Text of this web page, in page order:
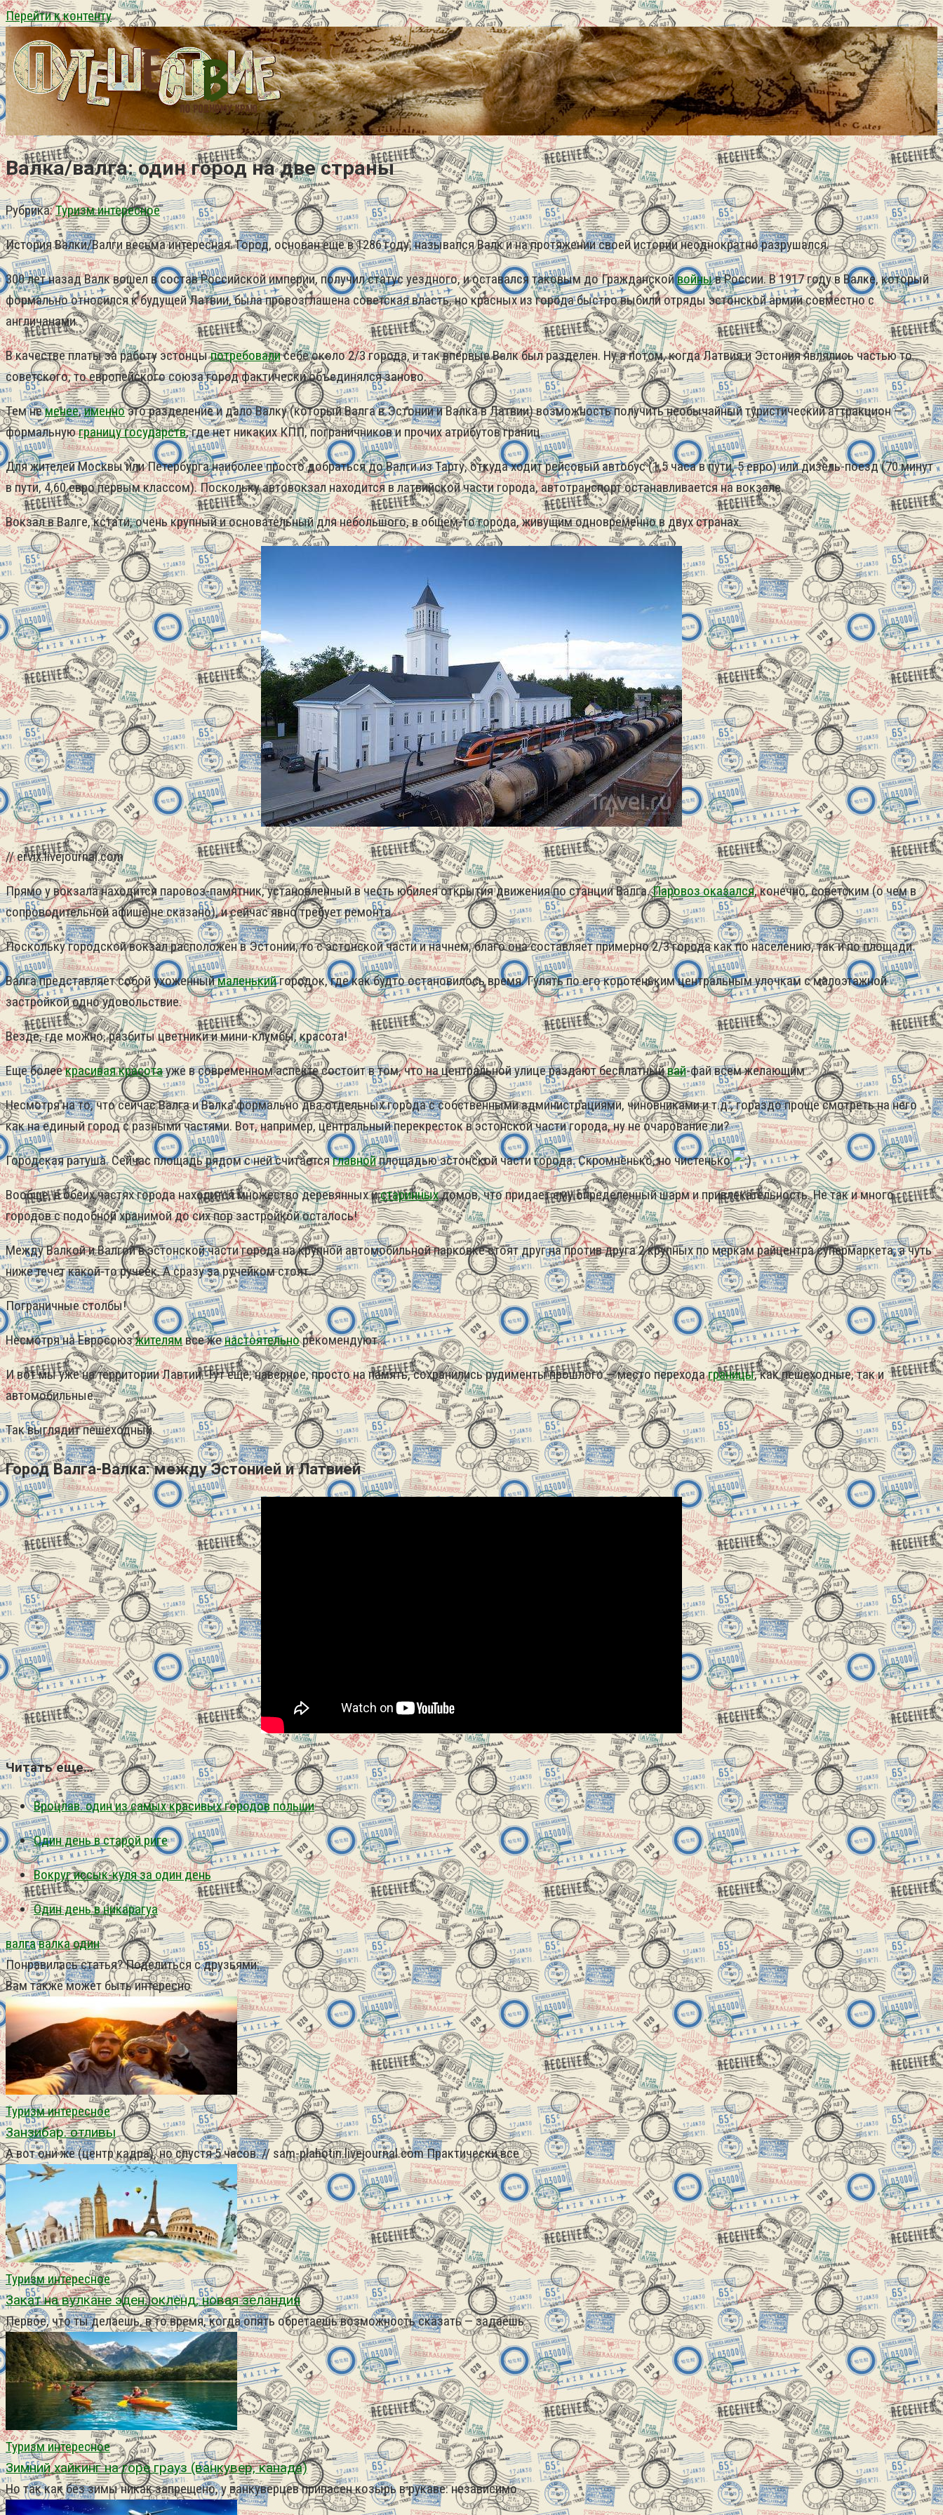
Перейти к контенту
Валка/валга: один город на две страны
Рубрика:Туризм интересное
История Валки/Валги весьма интересная. Город, основан еще в 1286 году, назывался Валк и на протяжении своей истории неоднократно разрушался.
300 лет назад Валк вошел в состав Российской империи, получил статус уездного, и оставался таковым до Гражданскойвойныв России. В 1917 году в Валке, который
формально относился к будущей Латвии, была провозглашена советская власть, но красных из города быстро выбили отряды эстонской армии совместно с
англичанами.
В качестве платы за работу эстонцыпотребовалисебе около 2/3 города, и так впервые Валк был разделен. Ну а потом, когда Латвия и Эстония являлись частью то
советского, то европейского союза город фактически объединялся заново.
Тем неменее,именноэто разделение и дало Валку (который Валга в Эстонии и Валка в Латвии) возможность получить необычайный туристический аттракцион —
формальнуюграницу государств, где нет никаких КПП, пограничников и прочих атрибутов границ.
Для жителей Москвы или Петербурга наиболее просто добраться до Валги из Тарту, откуда ходит рейсовый автобус (1,5 часа в пути, 5 евро) или дизель-поезд (70 минут
в пути, 4,60 евро первым классом). Поскольку автовокзал находится в латвийской части города, автотранспорт останавливается на вокзале.
Вокзал в Валге, кстати, очень крупный и основательный для небольшого, в общем-то города, живущим одновременно в двух странах.
// ervix.livejournal.com
Прямо у вокзала находится паровоз-памятник, установленный в честь юбилея открытия движения по станции Валга.Паровоз оказался, конечно, советским (о чем в
сопроводительной афише не сказано), и сейчас явно требует ремонта
Поскольку городской вокзал расположен в Эстонии, то с эстонской части и начнем, благо она составляет примерно 2/3 города как по населению, так и по площади.
Валга представляет собой ухоженныймаленькийгородок, где как будто остановилось время. Гулять по его коротеньким центральным улочкам с малоэтажной
застройкой одно удовольствие.
Везде, где можно, разбиты цветники и мини-клумбы, красота!
Еще болеекрасивая красотауже в современном аспекте состоит в том, что на центральной улице раздают бесплатныйвай-фай всем желающим
Несмотря на то, что сейчас Валга и Валка формально два отдельных города с собственными администрациями, чиновниками и т.д., гораздо проще смотреть на него
как на единый город с разными частями. Вот, например, центральный перекресток в эстонской части города, ну не очарование ли?
Городская ратуша. Сейчас площадь рядом с ней считаетсяглавнойплощадью эстонской части города. Скромненько, но чистенько
Вообще, в обеих частях города находится множество деревянных истаринныхдомов, что придает ему определенный шарм и привлекательность. Не так и много
городов с подобной хранимой до сих пор застройкой осталось!
Между Валкой и Валгой в эстонской части города на крупной автомобильной парковке стоят друг на против друга 2 крупных по меркам райцентра супермаркета, а чуть
ниже течет какой-то ручеек. А сразу за ручейком стоят…
Пограничные столбы!
Несмотря на Евросоюзжителямвсе женастоятельнорекомендуют…
И вот мы уже на территории Лавтии. Тут еще, наверное, просто на память, сохранились рудименты прошлого — место переходаграницы, как пешеходные, так и
автомобильные.
Так выглядит пешеходный.
Город Валга-Валка: между Эстонией и Латвией
Читать еще…
Вроцлав. один из самых красивых городов польши
Один день в старой риге
Вокруг иссык-куля за один день
Один день в никарагуа
валгавалкаодин
Понравилась статья? Поделиться с друзьями:
Вам также может быть интересно
Туризм интересное
Занзибар. отливы
А вот они же (центр кадра), но спустя 5 часов. // sam-plahotin.livejournal.com Практически все
Туризм интересное
Закат на вулкане эден. окленд, новая зеландия
Первое, что ты делаешь, в то время, когда опять обретаешь возможность сказать — задаёшь
Туризм интересное
Зимний хайкинг на горе грауз (ванкувер, канада)
Но так как без зимы никак запрещено, у ванкуверцев припасен козырь в рукаве: независимо